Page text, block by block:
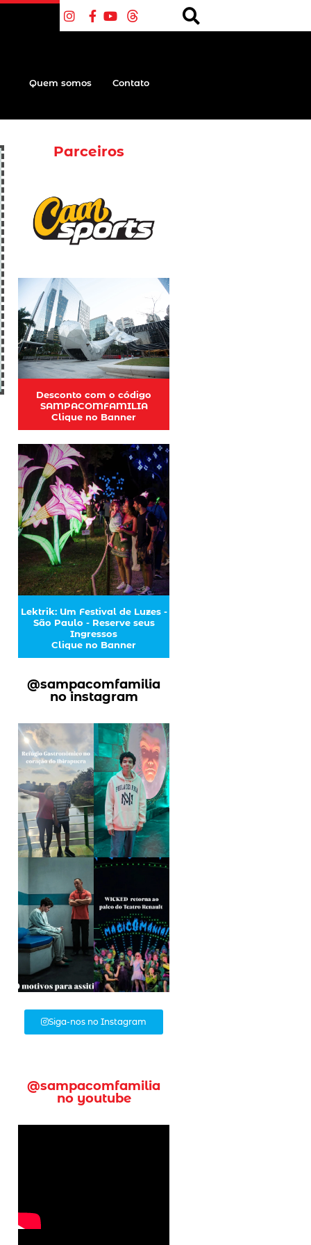
Quem somos Contato
Parceiros
Desconto com o código
SAMPACOMFAMILIA
Clique no Banner
Lektrik: Um Festival de Luzes -
São Paulo - Reserve seus
Ingressos
Clique no Banner
@sampacomfamilia
no instagram
Siga-nos no Instagram
@sampacomfamilia
no youtube